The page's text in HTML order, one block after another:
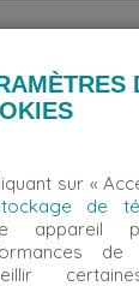
sur «
de
appareil